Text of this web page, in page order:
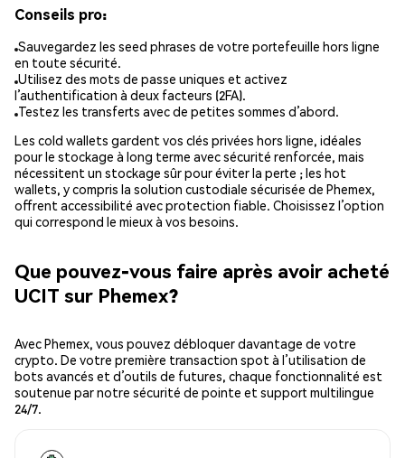
Conseils pro:
Sauvegardez les seed phrases de votre portefeuille hors ligne
en toute sécurité.
Utilisez des mots de passe uniques et activez
l’authentification à deux facteurs (2FA).
Testez les transferts avec de petites sommes d’abord.
Les cold wallets gardent vos clés privées hors ligne, idéales
pour le stockage à long terme avec sécurité renforcée, mais
nécessitent un stockage sûr pour éviter la perte ; les hot
wallets, y compris la solution custodiale sécurisée de Phemex,
offrent accessibilité avec protection fiable. Choisissez l’option
qui correspond le mieux à vos besoins.
Que pouvez-vous faire après avoir acheté
UCIT sur Phemex?
Avec Phemex, vous pouvez débloquer davantage de votre
crypto. De votre première transaction spot à l’utilisation de
bots avancés et d’outils de futures, chaque fonctionnalité est
soutenue par notre sécurité de pointe et support multilingue
24/7.